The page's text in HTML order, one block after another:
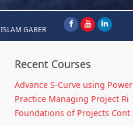
ISLAM GABER
Recent Courses
Advance S-Curve using Power
Practice Managing Project Ri
Foundations of Projects Cont